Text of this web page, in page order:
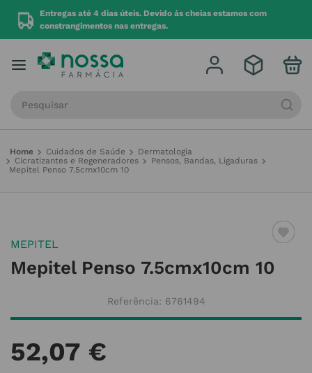
Entregas até 4 dias úteis. Devido ás cheias estamos com
constrangimentos nas entregas.
Cuidados de Saúde
Dermatologia
Cicratizantes e Regeneradores
Pensos, Bandas, Ligaduras
Mepitel Penso 7.5cmx10cm 10
MEPITEL
Mepitel Penso 7.5cmx10cm 10
Referência: 6761494
52,07 €